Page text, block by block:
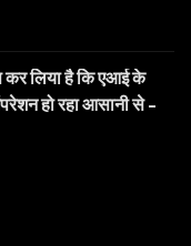
कर लिया है कि एआई के
हो रहा आसानी से –